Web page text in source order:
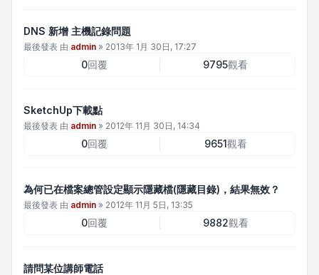
DNS 新增 主機記錄問題
最後發表 由 admin » 2013年 1月 30日, 17:27
0回覆 9795觀看
SketchUp下載點
最後發表 由 admin » 2012年 11月 30日, 14:34
0回覆 9651觀看
為何已在檔案總管設定顯示隱藏檔(隱藏目錄)，結果無效？
最後發表 由 admin » 2012年 11月 5日, 13:35
0回覆 9882觀看
請問某位講師電話